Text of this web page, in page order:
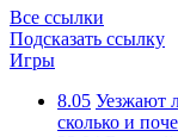
Все ссылки
Подсказать ссылку
Игры
8.05 Уезжают
сколько и